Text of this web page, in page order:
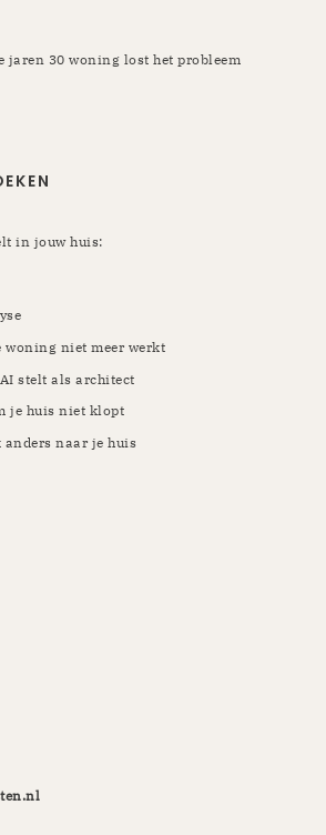
jaren 30 woning lost het probleem
in jouw huis:
woning niet meer werkt
stelt als architect
je huis niet klopt
naar je huis